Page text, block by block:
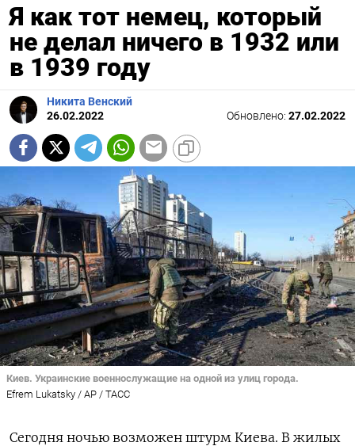
Я как тот немец, который
не делал ничего в 1932 или
в 1939 году
Никита Венский
26.02.2022
Обновлено: 27.02.2022
Киев. Украинские военнослужащие на одной из улиц города.
Efrem Lukatsky / AP / ТАСС
Сегодня ночью возможен штурм Киева. В жилых